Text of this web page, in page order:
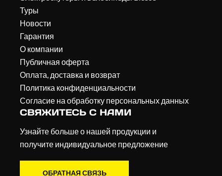
Туры
Новости
Гарантия
О компании
Публичная оферта
Оплата, доставка и возврат
Политика конфиденциальности
Согласие на обработку персональных данных
СВЯЖИТЕСЬ С НАМИ
Узнайте больше о нашей продукции и
получите индивидуальное предложение
ОБРАТНАЯ СВЯЗЬ